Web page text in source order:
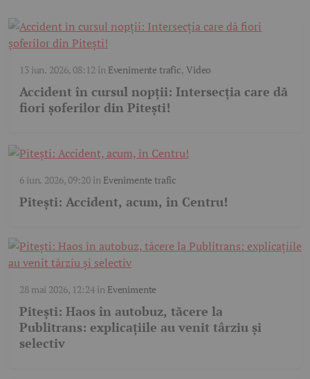
13 iun. 2026, 08:12 în Evenimente trafic, Video
Accident în cursul nopții: Intersecția care dă
fiori șoferilor din Pitești!
6 iun. 2026, 09:20în Evenimente trafic
Pitești: Accident, acum, în Centru!
28 mai 2026, 12:24în Evenimente
Pitești: Haos în autobuz, tăcere la
Publitrans: explicațiile au venit târziu și
selectiv